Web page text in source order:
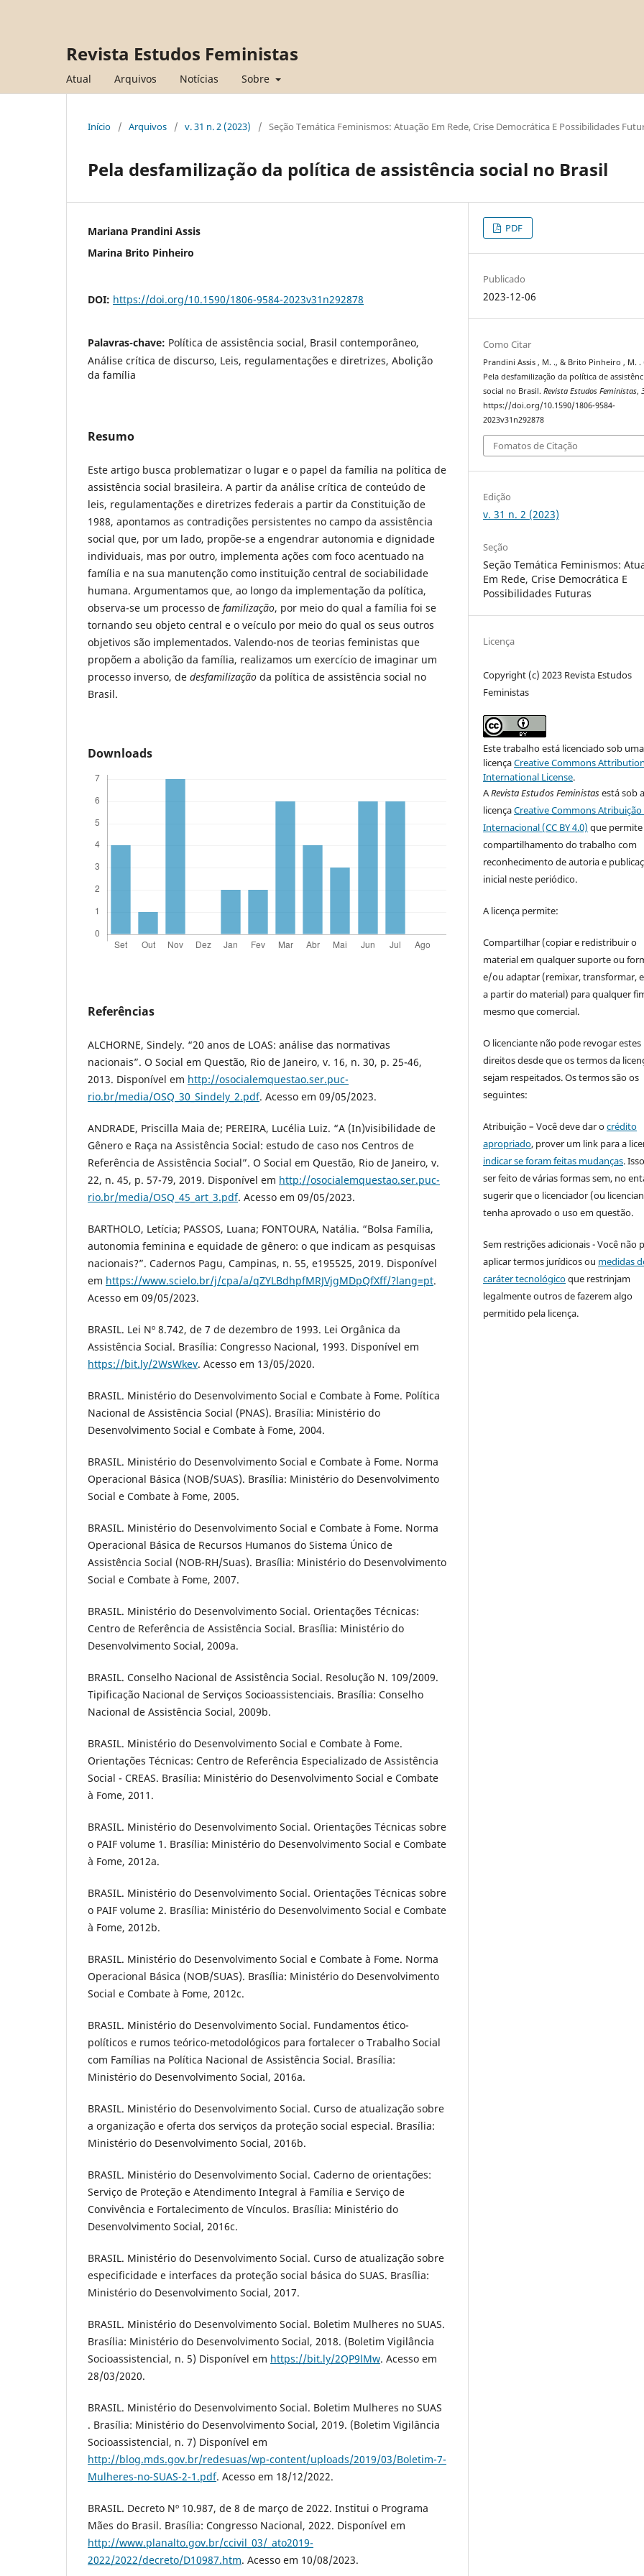
Revista Estudos Feministas
Atual Arquivos Notícias Sobre
Início / Arquivos / v. 31 n. 2 (2023) / Seção Temática Feminismos: Atuação Em Rede, Crise Democrática E Possibilidades
Pela desfamilização da política de assistência social no Brasil
Mariana Prandini Assis
Marina Brito Pinheiro
DOI: https://doi.org/10.1590/1806-9584-2023v31n292878
Palavras-chave: Política de assistência social, Brasil contemporâneo,
Análise crítica de discurso, Leis, regulamentações e diretrizes, Abolição
da família
Resumo
Este artigo busca problematizar o lugar e o papel da família na política de
assistência social brasileira. A partir da análise crítica de conteúdo de
leis, regulamentações e diretrizes federais a partir da Constituição de
1988, apontamos as contradições persistentes no campo da assistência
social que, por um lado, propõe-se a engendrar autonomia e dignidade
individuais, mas por outro, implementa ações com foco acentuado na
família e na sua manutenção como instituição central de sociabilidade
humana. Argumentamos que, ao longo da implementação da política,
observa-se um processo de familização, por meio do qual a família foi se
tornando seu objeto central e o veículo por meio do qual os seus outros
objetivos são implementados. Valendo-nos de teorias feministas que
propõem a abolição da família, realizamos um exercício de imaginar um
processo inverso, de desfamilização da política de assistência social no
Brasil.
Downloads
Referências
ALCHORNE, Sindely. “20 anos de LOAS: análise das normativas
nacionais”. O Social em Questão, Rio de Janeiro, v. 16, n. 30, p. 25-46,
2013. Disponível em http://osocialemquestao.ser.puc-
rio.br/media/OSQ_30_Sindely_2.pdf. Acesso em 09/05/2023.
ANDRADE, Priscilla Maia de; PEREIRA, Lucélia Luiz. “A (In)visibilidade de
Gênero e Raça na Assistência Social: estudo de caso nos Centros de
Referência de Assistência Social”. O Social em Questão, Rio de Janeiro, v.
22, n. 45, p. 57-79, 2019. Disponível em http://osocialemquestao.ser.puc-
rio.br/media/OSQ_45_art_3.pdf. Acesso em 09/05/2023.
BARTHOLO, Letícia; PASSOS, Luana; FONTOURA, Natália. “Bolsa Família,
autonomia feminina e equidade de gênero: o que indicam as pesquisas
nacionais?”. Cadernos Pagu, Campinas, n. 55, e195525, 2019. Disponível
em https://www.scielo.br/j/cpa/a/qZYLBdhpfMRJVjgMDpQfXff/?lang=pt.
Acesso em 09/05/2023.
BRASIL. Lei Nº 8.742, de 7 de dezembro de 1993. Lei Orgânica da
Assistência Social. Brasília: Congresso Nacional, 1993. Disponível em
https://bit.ly/2WsWkev. Acesso em 13/05/2020.
BRASIL. Ministério do Desenvolvimento Social e Combate à Fome. Política
Nacional de Assistência Social (PNAS). Brasília: Ministério do
Desenvolvimento Social e Combate à Fome, 2004.
BRASIL. Ministério do Desenvolvimento Social e Combate à Fome. Norma
Operacional Básica (NOB/SUAS). Brasília: Ministério do Desenvolvimento
Social e Combate à Fome, 2005.
BRASIL. Ministério do Desenvolvimento Social e Combate à Fome. Norma
Operacional Básica de Recursos Humanos do Sistema Único de
Assistência Social (NOB-RH/Suas). Brasília: Ministério do Desenvolvimento
Social e Combate à Fome, 2007.
BRASIL. Ministério do Desenvolvimento Social. Orientações Técnicas:
Centro de Referência de Assistência Social. Brasília: Ministério do
Desenvolvimento Social, 2009a.
BRASIL. Conselho Nacional de Assistência Social. Resolução N. 109/2009.
Tipificação Nacional de Serviços Socioassistenciais. Brasília: Conselho
Nacional de Assistência Social, 2009b.
BRASIL. Ministério do Desenvolvimento Social e Combate à Fome.
Orientações Técnicas: Centro de Referência Especializado de Assistência
Social - CREAS. Brasília: Ministério do Desenvolvimento Social e Combate
à Fome, 2011.
BRASIL. Ministério do Desenvolvimento Social. Orientações Técnicas sobre
o PAIF volume 1. Brasília: Ministério do Desenvolvimento Social e Combate
à Fome, 2012a.
BRASIL. Ministério do Desenvolvimento Social. Orientações Técnicas sobre
o PAIF volume 2. Brasília: Ministério do Desenvolvimento Social e Combate
à Fome, 2012b.
BRASIL. Ministério do Desenvolvimento Social e Combate à Fome. Norma
Operacional Básica (NOB/SUAS). Brasília: Ministério do Desenvolvimento
Social e Combate à Fome, 2012c.
BRASIL. Ministério do Desenvolvimento Social. Fundamentos ético-
políticos e rumos teórico-metodológicos para fortalecer o Trabalho Social
com Famílias na Política Nacional de Assistência Social. Brasília:
Ministério do Desenvolvimento Social, 2016a.
BRASIL. Ministério do Desenvolvimento Social. Curso de atualização sobre
a organização e oferta dos serviços da proteção social especial. Brasília:
Ministério do Desenvolvimento Social, 2016b.
BRASIL. Ministério do Desenvolvimento Social. Caderno de orientações:
Serviço de Proteção e Atendimento Integral à Família e Serviço de
Convivência e Fortalecimento de Vínculos. Brasília: Ministério do
Desenvolvimento Social, 2016c.
BRASIL. Ministério do Desenvolvimento Social. Curso de atualização sobre
especificidade e interfaces da proteção social básica do SUAS. Brasília:
Ministério do Desenvolvimento Social, 2017.
BRASIL. Ministério do Desenvolvimento Social. Boletim Mulheres no SUAS.
Brasília: Ministério do Desenvolvimento Social, 2018. (Boletim Vigilância
Socioassistencial, n. 5) Disponível em https://bit.ly/2QP9lMw. Acesso em
28/03/2020.
BRASIL. Ministério do Desenvolvimento Social. Boletim Mulheres no SUAS
. Brasília: Ministério do Desenvolvimento Social, 2019. (Boletim Vigilância
Socioassistencial, n. 7) Disponível em
http://blog.mds.gov.br/redesuas/wp-content/uploads/2019/03/Boletim-7-
Mulheres-no-SUAS-2-1.pdf. Acesso em 18/12/2022.
BRASIL. Decreto Nº 10.987, de 8 de março de 2022. Institui o Programa
Mães do Brasil. Brasília: Congresso Nacional, 2022. Disponível em
http://www.planalto.gov.br/ccivil_03/_ato2019-
2022/2022/decreto/D10987.htm. Acesso em 10/08/2023.
PDF
Publicado
2023-12-06
Como Citar
Prandini Assis , M. ., & Brito Pinheiro , M. .
Pela desfamilização da política de
social no Brasil.Revista Estudos Feministas,
https://doi.org/10.1590/1806-9584-
2023v31n292878
Fomatos de Citação
Edição
v. 31 n. 2 (2023)
Seção
Seção Temática Feminismos:
Em Rede, Crise Democrática E
Possibilidades Futuras
Licença
Copyright (c) 2023 Revista Estudos
Feministas
Este trabalho está licenciado sob uma
licençaCreative Commons
International License.
ARevista Estudos Feministasestá sob a
licençaCreative Commons Atribuição
Internacional (CC BY 4.0) que
compartilhamento do trabalho com
reconhecimento de autoria e
inicial neste periódico.
A licença permite:
Compartilhar (copiar e redistribuir o
material em qualquer suporte ou
e/ou adaptar (remixar, transformar,
a partir do material) para qualquer
mesmo que comercial.
O licenciante não pode revogar estes
direitos desde que os termos da
sejam respeitados. Os termos são os
seguintes:
Atribuição – Você deve dar ocrédito
apropriado, prover um link para a
indicar se foram feitas mudanças.
ser feito de várias formas sem, no
sugerir que o licenciador (ou
tenha aprovado o uso em questão.
Sem restrições adicionais - Você não
aplicar termos jurídicos ou medidas
caráter tecnológicoque restrinjam
legalmente outros de fazerem algo
permitido pela licença.